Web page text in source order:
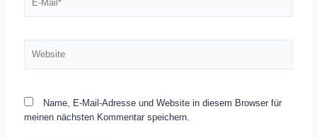
Mail*
Name, E-Mail-Adresse und Website in diesem Browser für
meinen nächsten Kommentar speichern.